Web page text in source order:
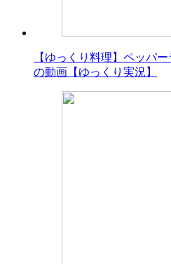
【ゆっくり料理】ペッパ
の動画【ゆっくり実況】